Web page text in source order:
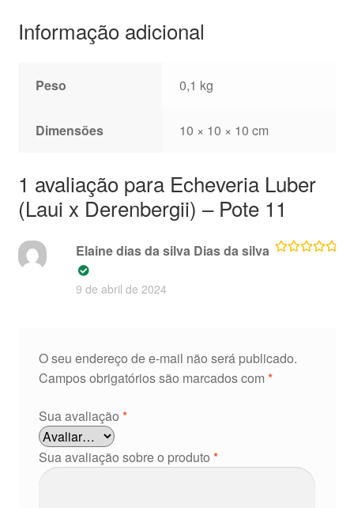
Informação adicional
Peso 0,1 kg
Dimensões 10 × 10 × 10 cm
1 avaliação para Echeveria Luber
(Laui x Derenbergii) – Pote 11
Elaine dias da silva Dias da silva
9 de abril de 2024
O seu endereço de e-mail não será publicado.
Campos obrigatórios são marcados com *
Sua avaliação *
Sua avaliação sobre o produto *